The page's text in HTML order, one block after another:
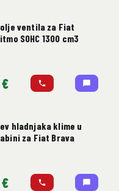
ventila za Fiat
SOHC 1300 cm3
€
hladnjaka klime u
za Fiat Brava
€